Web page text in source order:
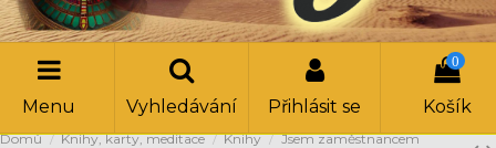
Menu Vyhledávání Přihlásit se
0
Košík
Domů Knihy, karty, meditace Knihy
Jsem zaměstnancem